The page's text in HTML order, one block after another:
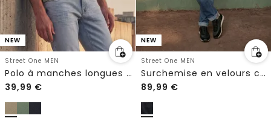
NEW
Street One MEN
Polo à manches longues avec fermeture éclair
39,99 €
NEW
Street One MEN
Surchemise en velours côtelé avec poches poitrine
89,99 €